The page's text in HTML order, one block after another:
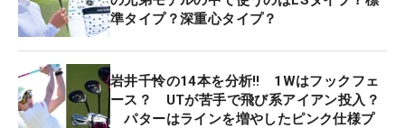
準タイプ？深重心タイプ？
岩井千怜の14本を分析‼ 1Wはフックフェ
ース？ UTが苦手で飛び系アイアン投入？
パターはラインを増やしたピンク仕様プ